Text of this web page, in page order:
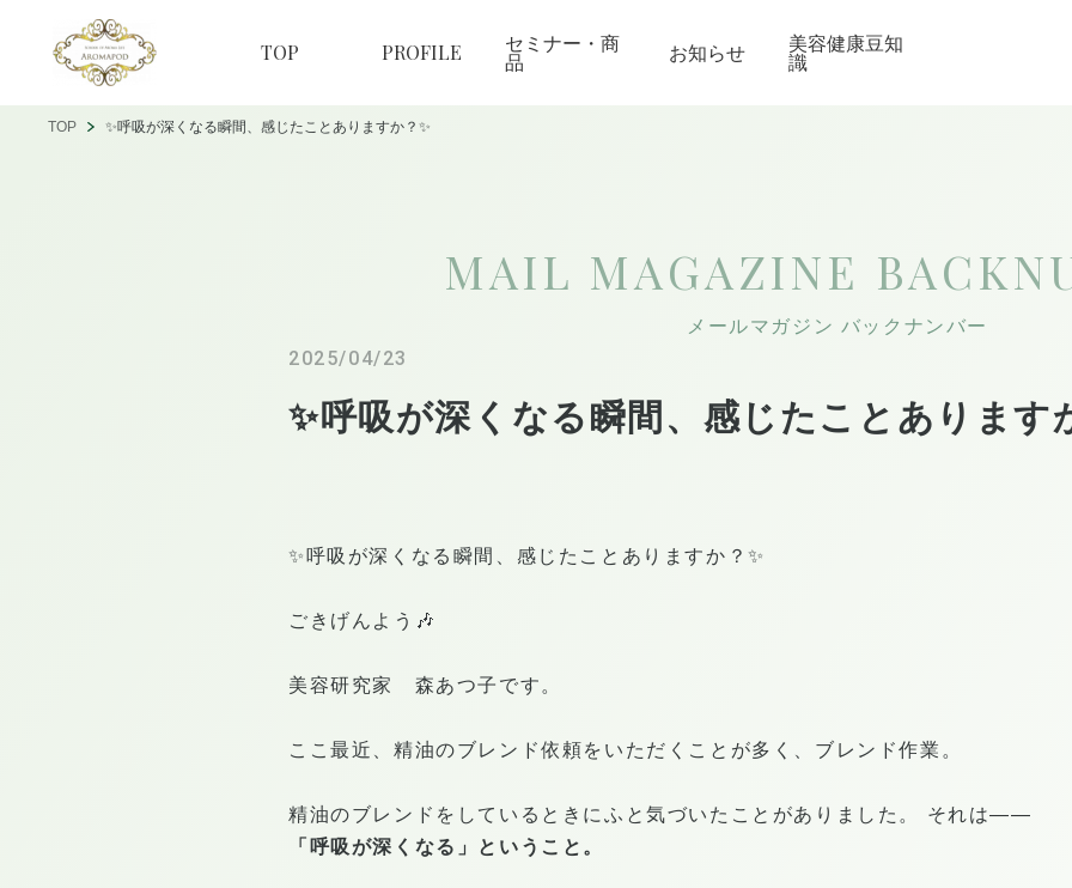
TOP PROFILE セミナー・商
品 お知らせ 美容健康豆知
識
TOP ✨呼吸が深くなる瞬間、感じたことありますか？✨
MAIL MAGAZINE
メールマガジン バックナンバー
2025/04/23
✨呼吸が深くなる瞬間、感じたことあります
✨呼吸が深くなる瞬間、感じたことありますか？✨
ごきげんよう🎶
美容研究家 森あつ子です。
ここ最近、精油のブレンド依頼をいただくことが多く、ブレンド作業。
精油のブレンドをしているときにふと気づいたことがありました。 それは——
「呼吸が深くなる」ということ。